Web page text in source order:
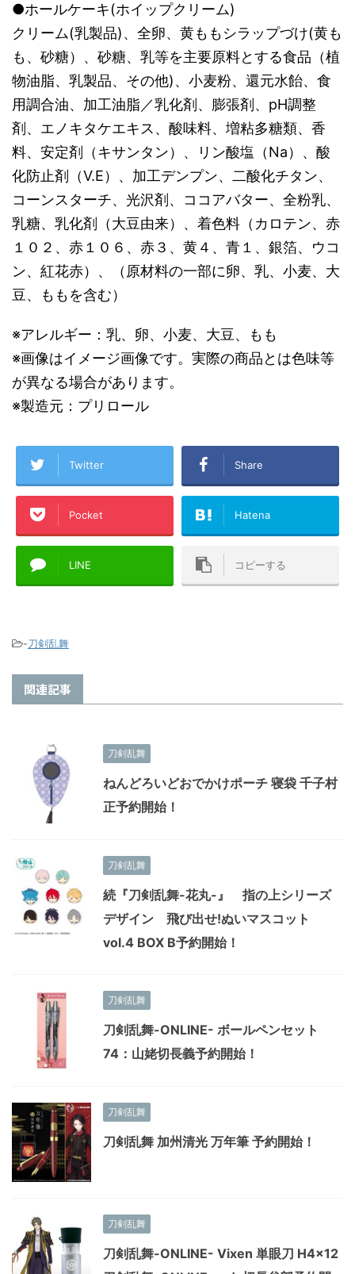
●ホールケーキ(ホイップクリーム)
クリーム(乳製品)、全卵、黄ももシラップづけ(黄も
も、砂糖）、砂糖、乳等を主要原料とする食品（植
物油脂、乳製品、その他)、小麦粉、還元水飴、食
用調合油、加工油脂／乳化剤、膨張剤、pH調整
剤、エノキタケエキス、酸味料、増粘多糖類、香
料、安定剤（キサンタン）、リン酸塩（Na）、酸
化防止剤（V.E）、加工デンプン、二酸化チタン、
コーンスターチ、光沢剤、ココアバター、全粉乳、
乳糖、乳化剤（大豆由来）、着色料（カロテン、赤
１０２、赤１０６、赤３、黄４、青１、銀箔、ウコ
ン、紅花赤）、（原材料の一部に卵、乳、小麦、大
豆、ももを含む）
※アレルギー：乳、卵、小麦、大豆、もも
※画像はイメージ画像です。実際の商品とは色味等
が異なる場合があります。
※製造元：プリロール
Twitter Share
Pocket Hatena
LINE コピーする
-刀剣乱舞
関連記事
刀剣乱舞
ねんどろいどおでかけポーチ 寝袋 千子村
正予約開始！
刀剣乱舞
続『刀剣乱舞-花丸-』 指の上シリーズ
デザイン 飛び出せ!ぬいマスコット
vol.4 BOX B予約開始！
刀剣乱舞
刀剣乱舞-ONLINE- ボールペンセット
74：山姥切長義予約開始！
刀剣乱舞
刀剣乱舞 加州清光 万年筆 予約開始！
刀剣乱舞
刀剣乱舞-ONLINE- Vixen 単眼刀 H4×12